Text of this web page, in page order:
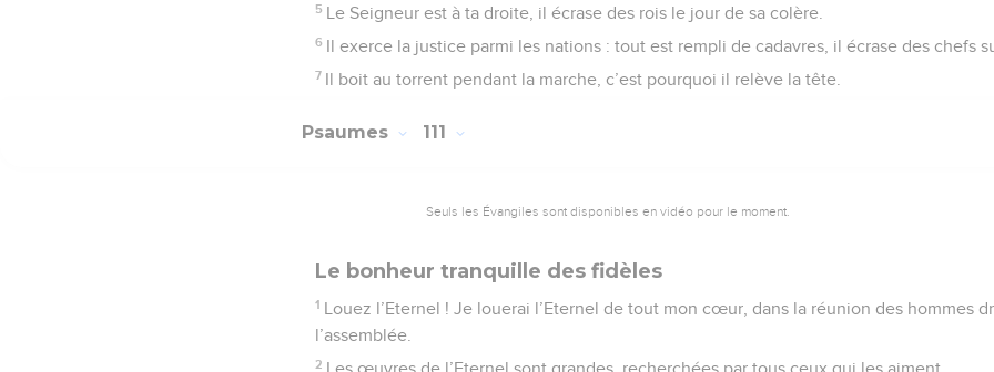
5 Le Seigneur est à ta droite, il écrase des rois le jour de sa colère.
6 Il exerce la justice parmi les nations : tout est rempli de cadavres, il écrase des chefs
7 Il boit au torrent pendant la marche, c’est pourquoi il relève la tête.
Psaumes 111
Seuls les Évangiles sont disponibles en vidéo pour le moment.
Le bonheur tranquille des fidèles
1 Louez l’Eternel ! Je louerai l’Eternel de tout mon cœur, dans la réunion des hommes
l’assemblée.
2 Les œuvres de l’Eternel sont grandes, recherchées par tous ceux qui les aiment.